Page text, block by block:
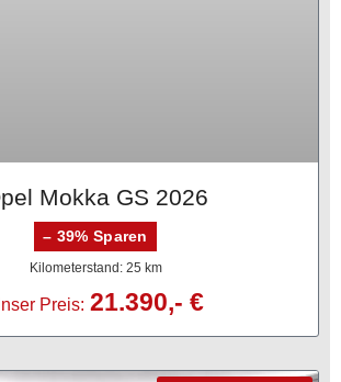
Mokka GS 2026
– 39% Sparen
Kilometerstand: 25 km
Preis: 21.390,- €